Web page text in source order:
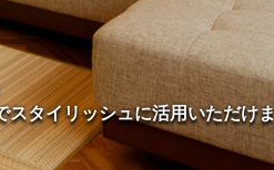
タイリッシュに活用いただけま